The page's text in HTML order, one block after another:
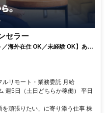
セラー
／海外在住 OK／未経験 OK】あな
すべてが、受講生の人生を変え
リモート・業務委託 月給
週5日（土日どちらか稼働） 平日
頑張りたい」に寄り添う仕事 株